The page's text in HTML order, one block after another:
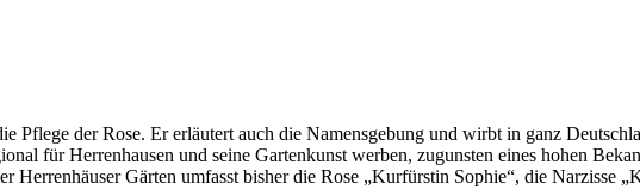
der Rose. Er erläutert auch die Namensgebung und wirbt in ganz
für Herrenhausen und seine Gartenkunst werben, zugunsten eines hohen
Herrenhäuser Gärten umfasst bisher die Rose „Kurfürstin Sophie“, die Narzisse